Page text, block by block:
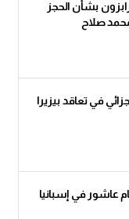
بشأن الحجز
صلاح
في تعاقد بيزيرا
عاشور في إسبانيا